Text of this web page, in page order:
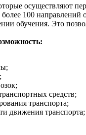
осуществляют
100 направлений
обучения. Это
средств;
транспорта;
движения транспорта;